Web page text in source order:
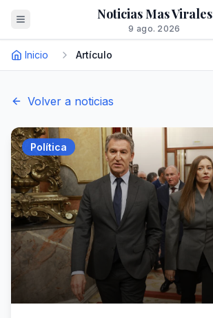
Noticias Mas Virales
9 ago. 2026
Inicio Artículo
Volver a noticias
Política